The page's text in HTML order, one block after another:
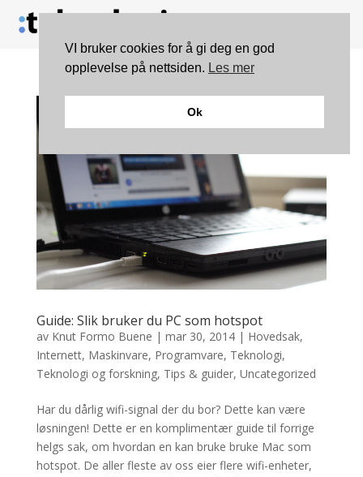
Guide: Slik bruker du PC som hotspot
av Knut Formo Buene | mar 30, 2014| Hovedsak,
Internett, Maskinvare, Programvare, Teknologi,
Teknologi og forskning, Tips & guider, Uncategorized
Har du dårlig wifi-signal der du bor? Dette kan være
løsningen! Dette er en komplimentær guide til forrige
helgs sak, om hvordan en kan bruke bruke Mac som
hotspot. De aller fleste av oss eier flere wifi-enheter,
VI bruker cookies for å gi deg en god
opplevelse på nettsiden. Les mer
Ok